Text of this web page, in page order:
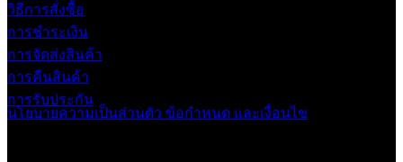
วิธีการสั่งซื้อ
การชำระเงิน
การจัดส่งสินค้า
การคืนสินค้า
การรับประกัน
นโยบายความเป็นส่วนตัว ข้อกำหนด และเงื่อนไข